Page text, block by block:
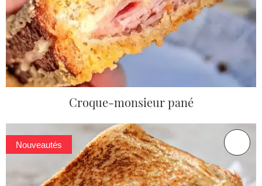
Croque-monsieur pané
Nouveautés